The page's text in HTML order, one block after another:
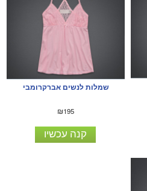
שמלות לנשים אברקרומבי
₪195
קנה עכשיו